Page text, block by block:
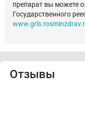
препарат вы можете
Государственного
Отзывы